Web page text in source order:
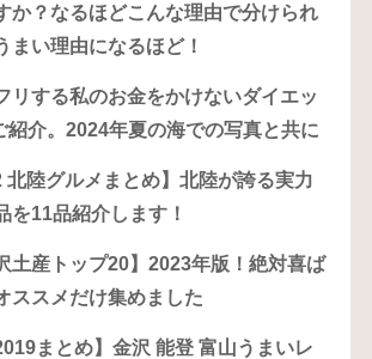
か？なるほどこんな理由で分けられ
まい理由になるほど！
リする私のお金をかけないダイエッ
紹介。2024年夏の海での写真と共に
北陸グルメまとめ】北陸が誇る実力
を11品紹介します！
土産トップ20】2023年版！絶対喜ば
ススメだけ集めました
まとめ】金沢 能登 富山うまいレ